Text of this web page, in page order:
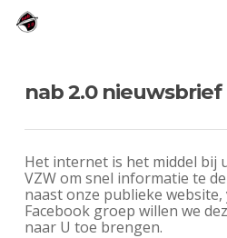
Skip
nab 2.0 nieuwsbrief
Het internet is het middel bij
VZW om snel informatie te
naast onze publieke
Facebook groep willen we
naar U toe brengen.